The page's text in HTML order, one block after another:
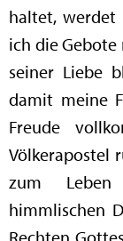
haltet, werdet
ich die Gebote
seiner Liebe
damit meine
Freude
Völkerapostel
zum Leben
himmlischen